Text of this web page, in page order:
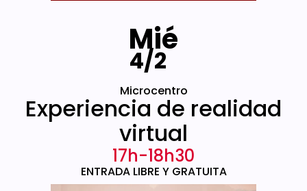
Mié
4/2
Microcentro
Experiencia de realidad
virtual
17h-18h30
ENTRADA LIBRE Y GRATUITA